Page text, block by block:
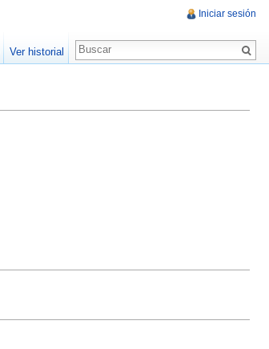
Iniciar sesión
Ver historial